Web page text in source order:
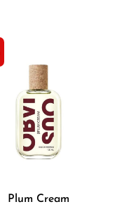
Plum Cream